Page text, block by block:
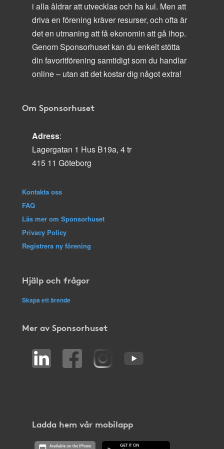
i alla åldrar att utvecklas och ha kul. Men att
driva en förening kräver resurser, och ofta är
det en utmaning att få ekonomin att gå ihop.
Genom Sponsorhuset kan du enkelt stötta
din favoritförening samtidigt som du handlar
online – utan att det kostar dig något extra!
Om Sponsorhuset
Adress:
Lagergatan 1 Hus B19a, 4 tr
415 11 Göteborg
Kontakta oss
FAQ
Läs mer om Sponsorhuset
Privacy Policy
Registrera ny förening
Hjälp och frågor
Skapa ett ärende
Mer av Sponsorhuset
Ladda hem vår mobilapp